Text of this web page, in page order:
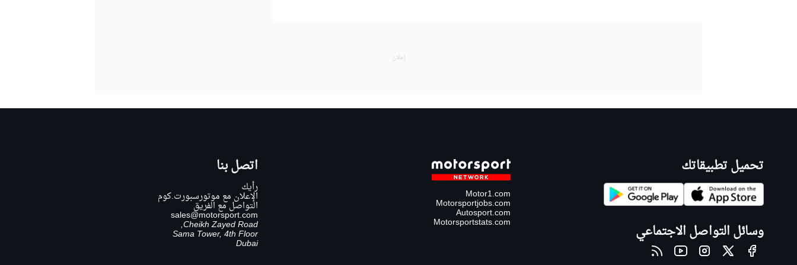
تحميل تطبيقاتك
وسائل التواصل الاجتماعي
Motor1.com
Motorsportjobs.com
Autosport.com
Motorsportstats.com
اتصل بنا
رأيك
الإعلان مع موتورسبورت.كوم
التواصل مع الفريق
sales@motorsport.com
Cheikh Zayed Road,
Sama Tower, 4th Floor
Dubai